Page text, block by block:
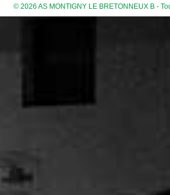
© 2026 AS MONTIGNY LE BRETONNEUX B -